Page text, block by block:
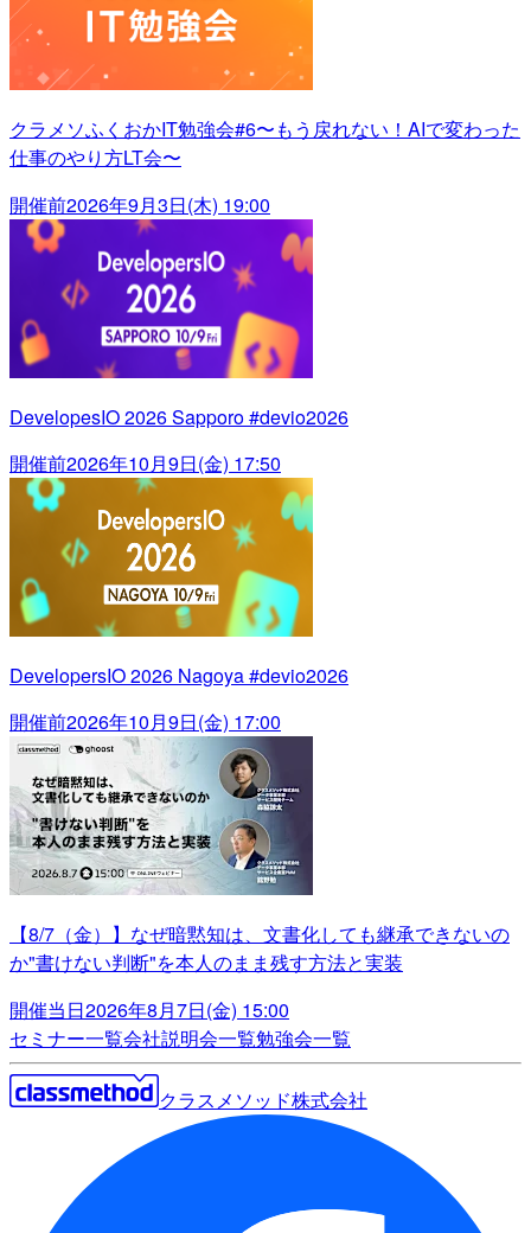
クラメソふくおかIT勉強会#6〜もう戻れない！AIで変わった
仕事のやり方LT会〜
開催前2026年9月3日(木) 19:00
DevelopesIO 2026 Sapporo #devio2026
開催前2026年10月9日(金) 17:50
DevelopersIO 2026 Nagoya #devio2026
開催前2026年10月9日(金) 17:00
【8/7（金）】なぜ暗黙知は、文書化しても継承できないの
か"書けない判断"を本人のまま残す方法と実装
開催当日2026年8月7日(金) 15:00
セミナー一覧会社説明会一覧勉強会一覧
クラスメソッド株式会社